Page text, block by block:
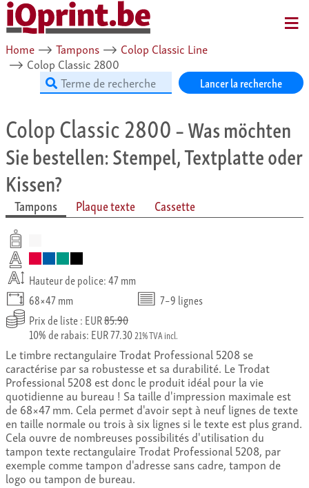
Home ⟶ Tampons ⟶ Colop Classic Line
⟶ Colop Classic 2800
Lancer la recherche
Colop Classic 2800– Was möchten
Sie bestellen: Stempel, Textplatte oder
Kissen?
Tampons Plaque texte Cassette
Hauteur de police: 47 mm
68×47 mm
7–9 lignes
Prix de liste : EUR85.90
10% de rabais: EUR 77.3021% TVA incl.
Le timbre rectangulaire Trodat Professional 5208 se
caractérise par sa robustesse et sa durabilité. Le Trodat
Professional 5208 est donc le produit idéal pour la vie
quotidienne au bureau ! Sa taille d'impression maximale est
de 68×47 mm. Cela permet d'avoir sept à neuf lignes de texte
en taille normale ou trois à six lignes si le texte est plus grand.
Cela ouvre de nombreuses possibilités d'utilisation du
tampon texte rectangulaire Trodat Professional 5208, par
exemple comme tampon d'adresse sans cadre, tampon de
logo ou tampon de bureau.